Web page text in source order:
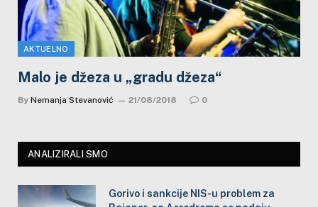
AKTUELNO
Malo je džeza u „gradu džeza“
By Nemanja Stevanović 21/08/2018 0
ANALIZIRALI SMO
Gorivo i sankcije NIS-u problem za